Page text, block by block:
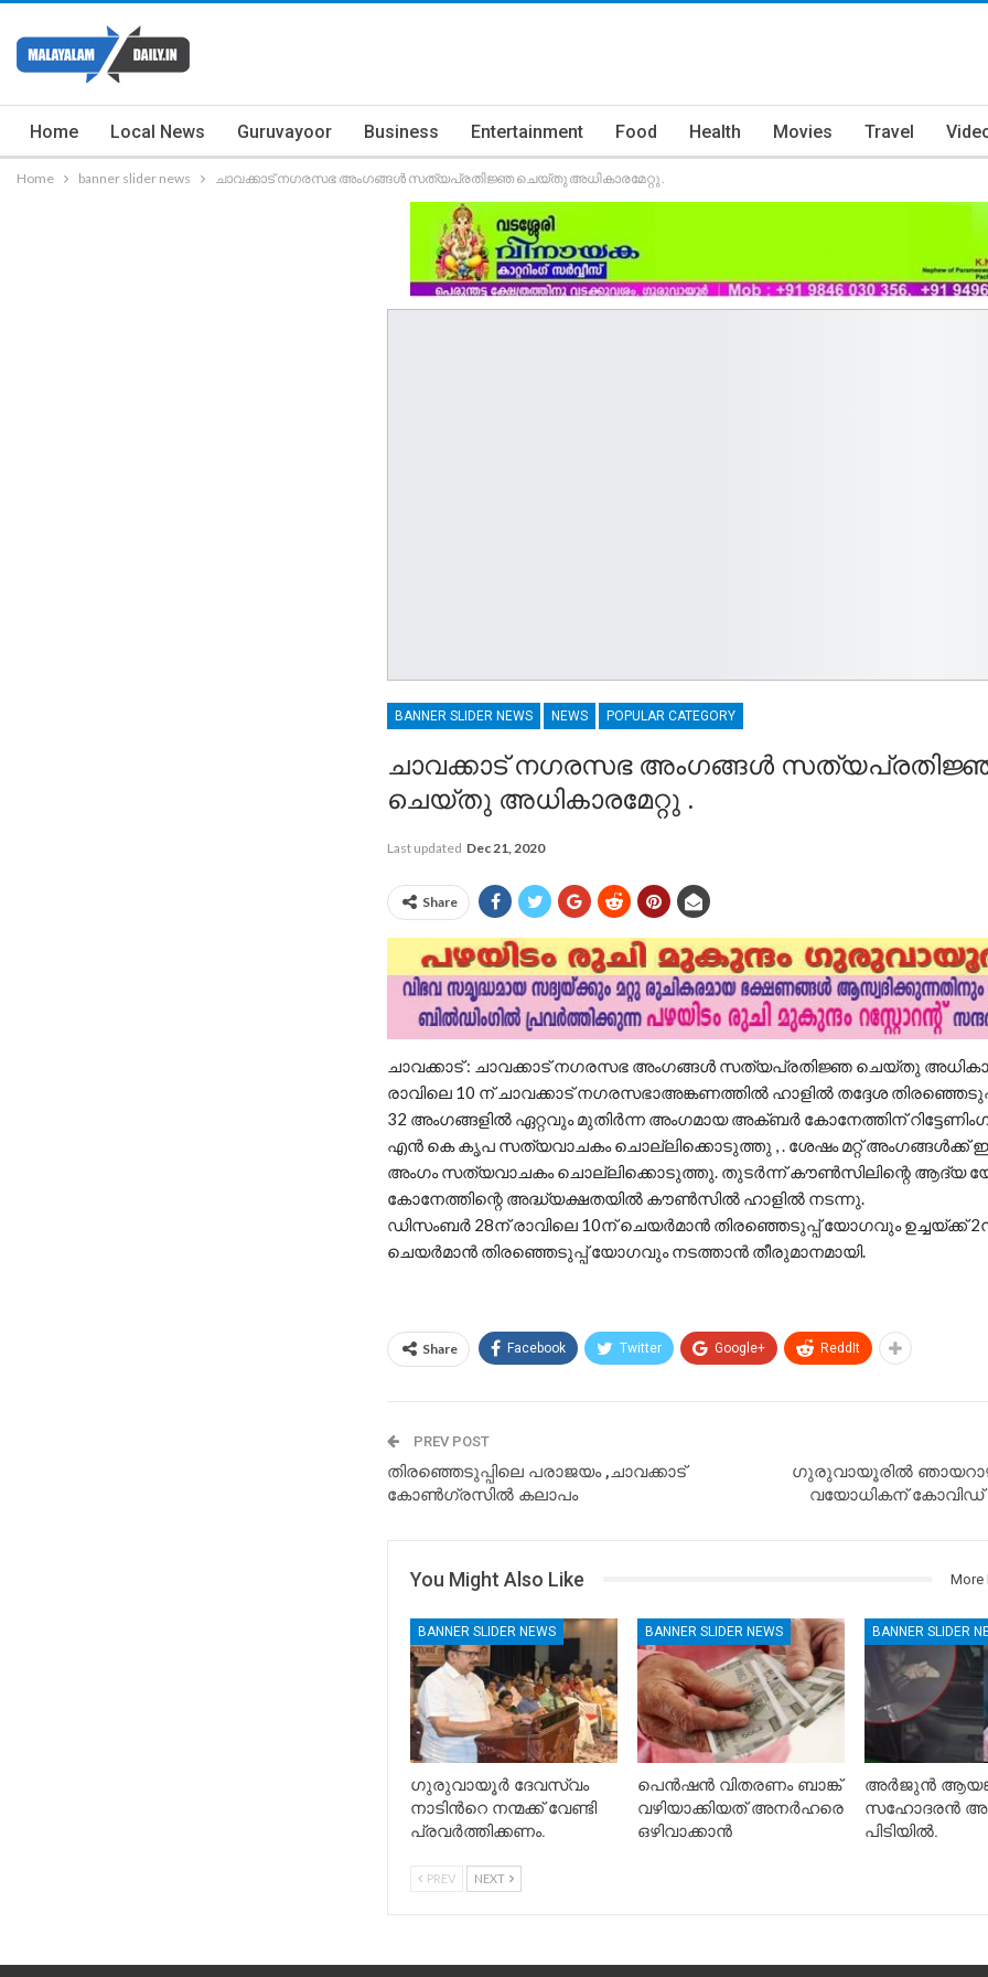
Home Local News Guruvayoor Business Entertainment Food Health Movies Travel
Home banner slider news ചാവക്കാട് നഗരസഭ അംഗങ്ങൾ സത്യപ്രതിജ്ഞ ചെയ്തു അധികാരമേറ്റു .
BANNER SLIDER NEWS NEWS POPULAR CATEGORY
ചാവക്കാട് നഗരസഭ അംഗങ്ങൾ
ചെയ്തു അധികാരമേറ്റു .
Last updated Dec 21, 2020
Share
ചാവക്കാട് : ചാവക്കാട് നഗരസഭ അംഗങ്ങൾ സത്യപ്രതിജ്ഞ ചെയ്തു
രാവിലെ 10 ന് ചാവക്കാട് നഗരസഭാഅങ്കണത്തിൽ ഹാളില്‍ തദ്ദേശ
32 അംഗങ്ങളില്‍ ഏറ്റവും മുതിര്‍ന്ന അംഗമായ അക്ബര്‍ കോനേത്തിന്
എന്‍ കെ കൃപ സത്യവാചകം ചൊല്ലിക്കൊടുത്തു , . ശേഷം മറ്റ് അംഗങ്ങള്‍ക്ക്
അംഗം സത്യവാചകം ചൊല്ലിക്കൊടുത്തു. തുടര്‍ന്ന് കൗണ്‍സിലിന്റെ ആദ്യ
കോനേത്തിന്റെ അദ്ധ്യക്ഷതയില്‍ കൗണ്‍സില്‍ ഹാളില്‍ നടന്നു.
ഡിസംബർ 28ന് രാവിലെ 10ന് ചെയർമാൻ തിരഞ്ഞെടുപ്പ് യോഗവും
ചെയർമാൻ തിരഞ്ഞെടുപ്പ് യോഗവും നടത്താൻ തീരുമാനമായി.
Share Facebook Twitter Google+ ReddIt
PREV POST
തിരഞ്ഞെടുപ്പിലെ പരാജയം ,ചാവക്കാട്
കോൺഗ്രസിൽ കലാപം
ഗുരുവായൂരിൽ
വയോധികന് കോവിഡ്
You Might Also Like More
BANNER SLIDER NEWS
ഗുരുവായൂർ ദേവസ്വം
നാടിൻറെ നന്മക്ക് വേണ്ടി
പ്രവർത്തിക്കണം.
BANNER SLIDER NEWS
പെൻഷൻ വിതരണം ബാങ്ക്
വഴിയാക്കിയത് അനർഹരെ
ഒഴിവാക്കാൻ
BANNER SLIDER
അർജുൻ
സഹോദരൻ
പിടിയിൽ.
PREV NEXT